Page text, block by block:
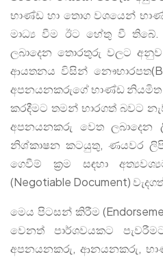
භාණ්ඩ හා තොග වශයෙන්
මාධ්‍ය වීම ඊට හේතු වී
ලබාදෙන තොරතුරු වලට
ආයතනය විසින්
අපනයනකරුගේ භාණ්ඩ නියමිත
කරදීමට තමන් භාරගත් බවට
අපනයනකරු වෙත
නිශ්කාෂන කටයුතු, ණයවර ලිපි
ගෙවීම් ක්‍රම සඳහා
(Negotiable Document)
මෙය පිටසන් කිරීම
වෙනත් පාර්ශවයකට
අපනයනකරු, ආනයනකරු,